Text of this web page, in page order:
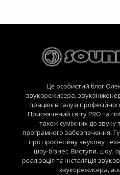
Це особистий блог
звукорежисера,
працює в галузі
Присвячений світу PRO та
також суміжних до звуку
програмного забезпечення.
про професійну звукову
шоу-бізнес. Виступи, шоу,
реалізація та інсталяція
звукорежисера,